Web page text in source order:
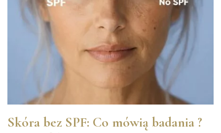
Skóra bez SPF: Co mówią badania ?